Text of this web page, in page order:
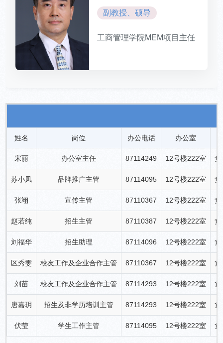
副教授、硕导
工商管理学院MEM项目主任
姓名 岗位 办公电话 办公室
宋丽 办公室主任 87114249 12号楼222室 负
苏小凤 品牌推广主管 87114095 12号楼222室 负
张翊 宣传主管 87110367 12号楼222室 负
赵若纯 招生主管 87110387 12号楼222室 负
刘福华 招生助理 87114096 12号楼222室 负
区秀雯 校友工作及企业合作主管 87110367 12号楼222室 负
刘苗 校友工作及企业合作主管 87114293 12号楼222室 负
唐嘉玥 招生及非学历培训主管 87114293 12号楼222室 负
伏莹 学生工作主管 87114095 12号楼222室 负